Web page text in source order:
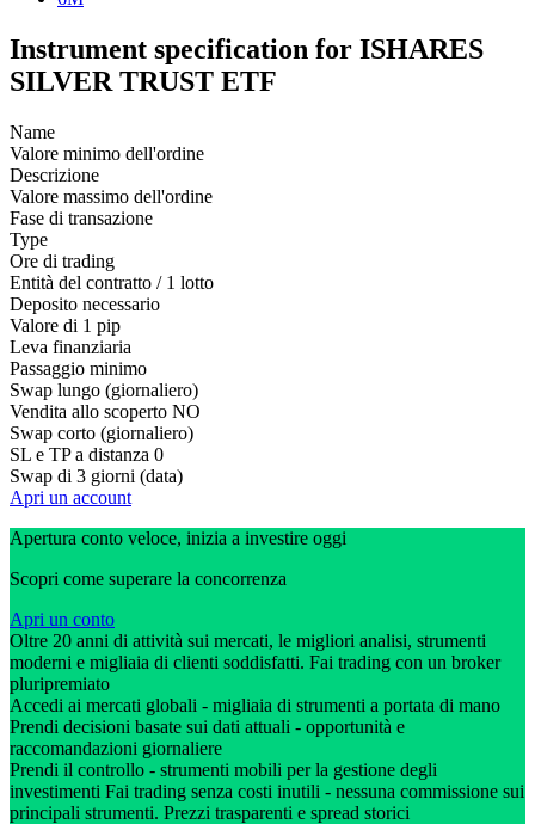
Instrument specification for ISHARES
SILVER TRUST ETF
Name
Valore minimo dell'ordine
Descrizione
Valore massimo dell'ordine
Fase di transazione
Type
Ore di trading
Entità del contratto / 1 lotto
Deposito necessario
Valore di 1 pip
Leva finanziaria
Passaggio minimo
Swap lungo (giornaliero)
Vendita allo scoperto NO
Swap corto (giornaliero)
SL e TP a distanza 0
Swap di 3 giorni (data)
Apri un account
Apertura conto veloce, inizia a investire oggi
Scopri come superare la concorrenza
Apri un conto
Oltre 20 anni di attività sui mercati, le migliori analisi, strumenti
moderni e migliaia di clienti soddisfatti. Fai trading con un broker
pluripremiato
Accedi ai mercati globali - migliaia di strumenti a portata di mano
Prendi decisioni basate sui dati attuali - opportunità e
raccomandazioni giornaliere
Prendi il controllo - strumenti mobili per la gestione degli
investimenti Fai trading senza costi inutili - nessuna commissione sui
principali strumenti. Prezzi trasparenti e spread storici